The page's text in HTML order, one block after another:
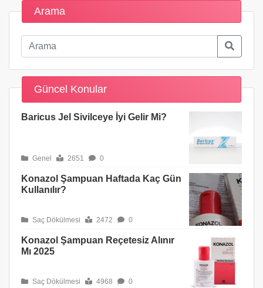
Arama
Güncel Konular
Baricus Jel Sivilceye İyi Gelir Mi?
Genel 2651 0
Konazol Şampuan Haftada Kaç Gün
Kullanılır?
Saç Dökülmesi 2472 0
Konazol Şampuan Reçetesiz Alınır
Mı 2025
Saç Dökülmesi 4968 0